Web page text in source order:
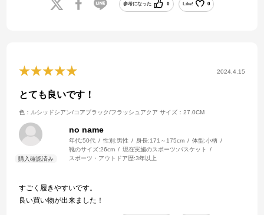
参考になった 0 Like! 0
2024.4.15
とても良いです！
色：ルシッドシアン/コアブラック/フラッシュアクア サイズ：27.0CM
no name
年代:50代 性別:男性 身長:171～175cm 体型:小柄
靴のサイズ:26cm 現在実施のスポーツ:バスケット
スポーツ・アウトドア歴:3年以上
すごく履きやすいです。
良い買い物が出来ました！